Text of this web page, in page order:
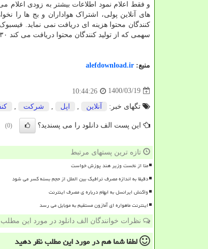
کنندگان محتوا هزینه ای دریافت نمی نماید.
سهمی که از تولید کنندگان محتوا دریافت می کند ۳۰ درصد کمتر از اپل و بقیه شرکتها است.
منبع: alefdownload.ir
1400/03/19
10:44:26
تگهای خبر: آنلاین اپل شركت
این پست الف دانلود را می پسندید؟ (0)
تازه ترین پستهای مرتبط
متا از نخست وزیر هند پوزش خواست
دقیقا به اندازه مصرف ترافیک بین الملل از حجم بسته کسر می شود
واکنش ایرانسل به ابهام درباره ی مصرف اینترنت
اینترنت ماهواره ای آمازون مستقیم به موبایل می رسد
نظرات خوانندگان الف دانلود در مورد این مطلب
لطفا شما همدر مورد این مطلبنظر دهید